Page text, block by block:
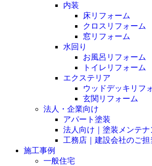
内装
床リフォーム
クロスリフォーム
窓リフォーム
水回り
お風呂リフォーム
トイレリフォーム
エクステリア
ウッドデッキリフ
玄関リフォーム
法人・企業向け
アパート塗装
法人向け｜塗装メンテナ
工務店｜建設会社のご担
施工事例
一般住宅